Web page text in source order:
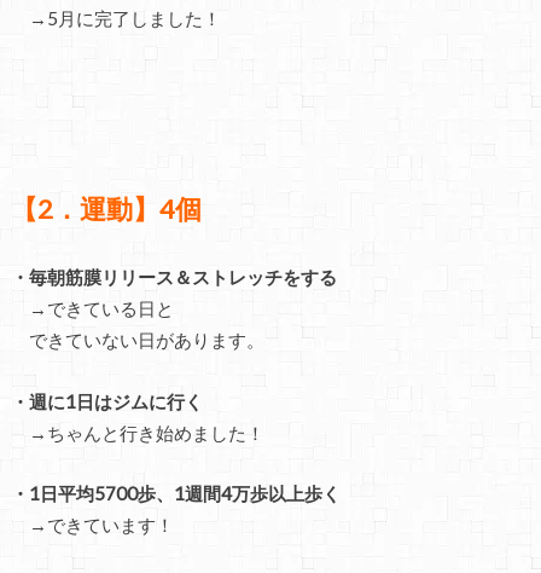
→5月に完了しました！
【2．運動】4個
・毎朝筋膜リリース＆ストレッチをする
→できている日と
できていない日があります。
・週に1日はジムに行く
→ちゃんと行き始めました！
・1日平均5700歩、1週間4万歩以上歩く
→できています！